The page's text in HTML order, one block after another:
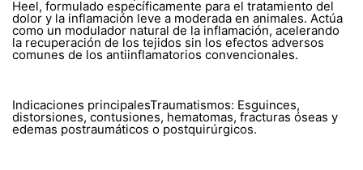
Heel, formulado específicamente para el tratamiento del
dolor y la inflamación leve a moderada en animales. Actúa
como un modulador natural de la inflamación, acelerando
la recuperación de los tejidos sin los efectos adversos
comunes de los antiinflamatorios convencionales.
Indicaciones principalesTraumatismos: Esguinces,
distorsiones, contusiones, hematomas, fracturas óseas y
edemas postraumáticos o postquirúrgicos.